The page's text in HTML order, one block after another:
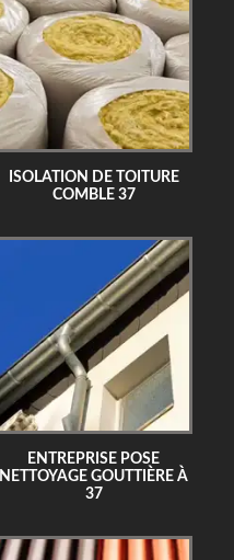
ISOLATION DE TOITURE
COMBLE 37
ENTREPRISE POSE
NETTOYAGE GOUTTIÈRE À
37